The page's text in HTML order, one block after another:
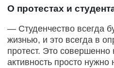
О протестах и
— Студенчество всегда
жизнью, и это всегда в
протест. Это
активность просто